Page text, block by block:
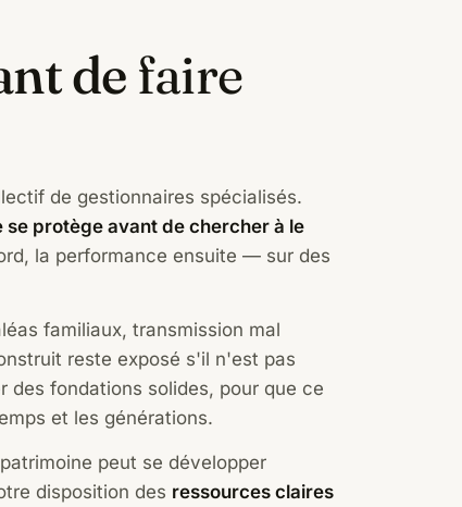
de faire
de gestionnaires spécialisés.
se protège avant de chercher à le
la performance ensuite — sur des
familiaux, transmission mal
reste exposé s'il n'est pas
des fondations solides, pour que ce
et les générations.
peut se développer
disposition des ressources claires